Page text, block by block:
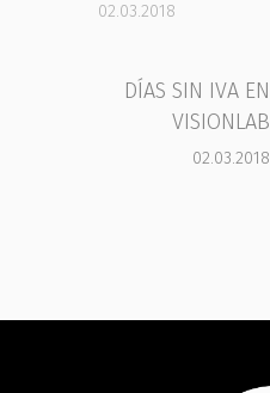
02.03.2018
DÍAS SIN IVA EN
VISIONLAB
02.03.2018